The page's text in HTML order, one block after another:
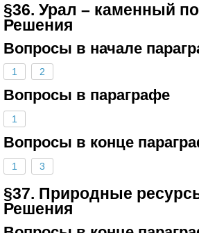
§36. Урал – каменный
Решения
Вопросы в начале
1 2
Вопросы в параграфе
1
Вопросы в конце
1 3
§37. Природные
Решения